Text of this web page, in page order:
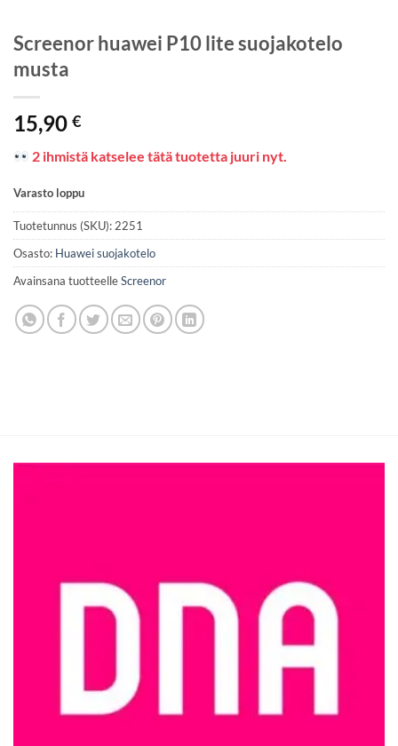
Screenor huawei P10 lite suojakotelo
musta
15,90 €
2 ihmistä katselee tätä tuotetta juuri nyt.
Varasto loppu
Tuotetunnus (SKU): 2251
Osasto: Huawei suojakotelo
Avainsana tuotteelleScreenor